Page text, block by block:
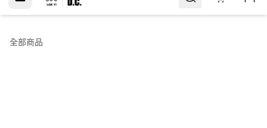
全部商品